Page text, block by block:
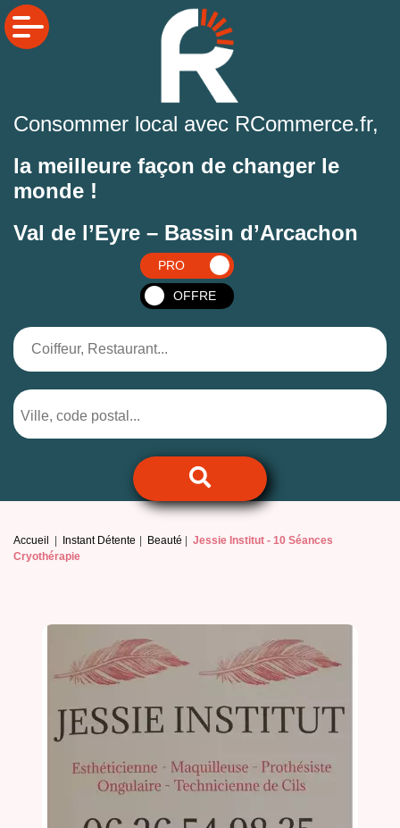
Consommer local avec RCommerce.fr,
la meilleure façon de changer le
monde !
Val de l’Eyre – Bassin d’Arcachon
PRO
OFFRE
Accueil Instant Détente Beauté Jessie Institut -10 Séances
Cryothérapie